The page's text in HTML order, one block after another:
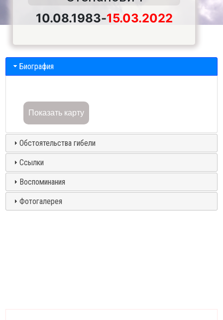
10.08.1983-15.03.2022
Биография
Показать карту
Обстоятельства гибели
Ссылки
Воспоминания
Фотогалерея